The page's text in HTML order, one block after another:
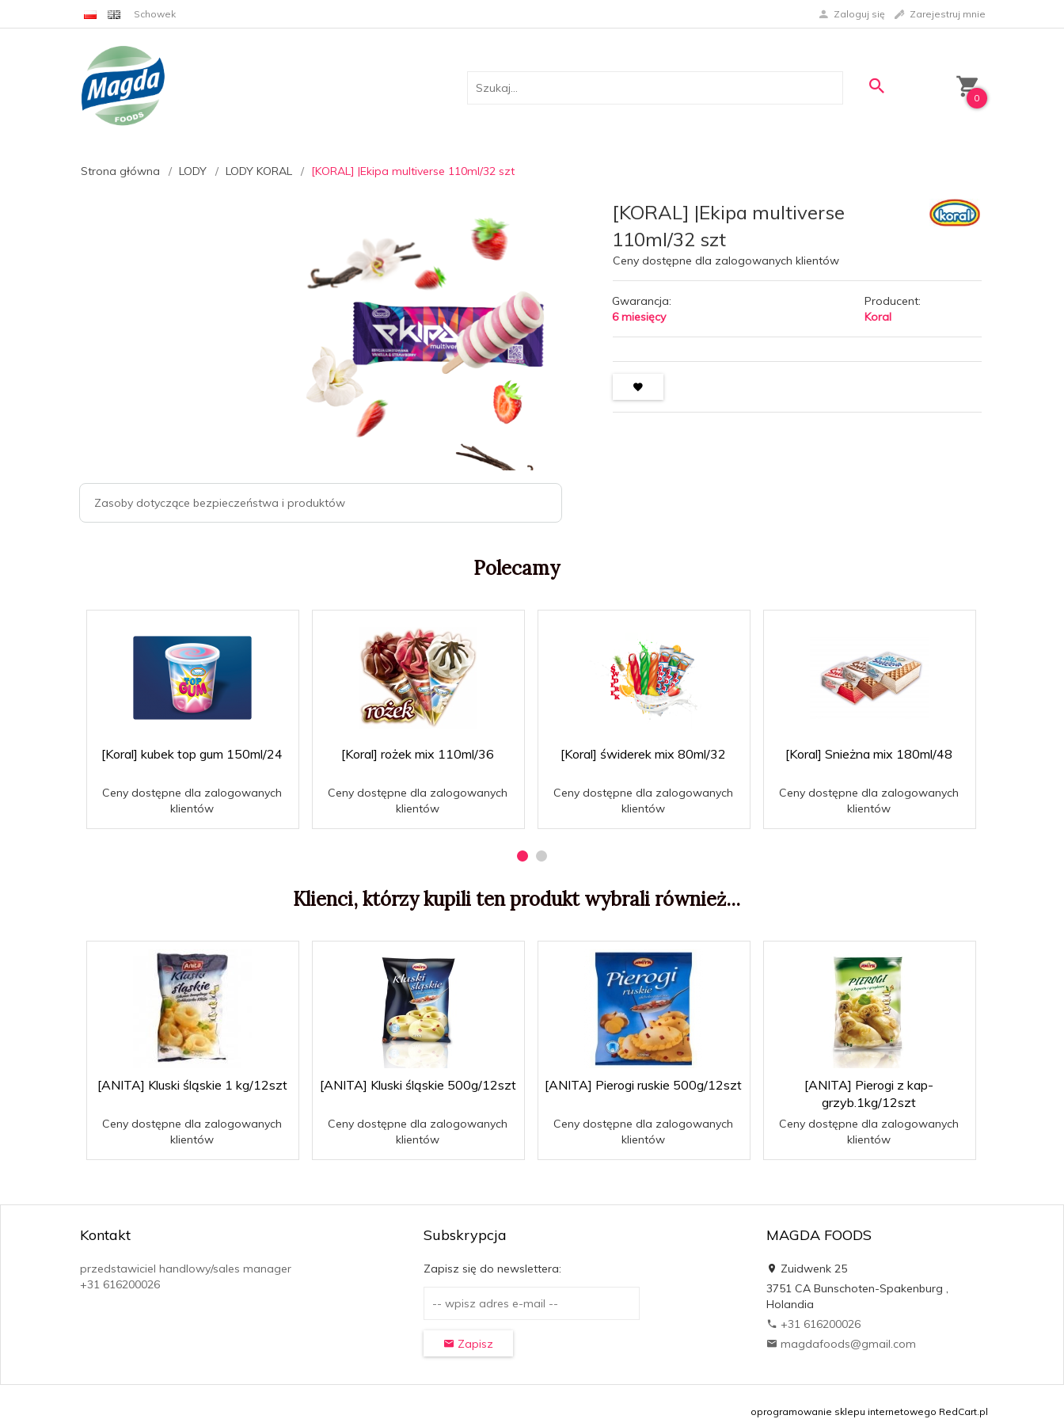
Schowek Zaloguj się Zarejestruj mnie
0
Strona główna LODY LODY KORAL [KORAL] |Ekipa multiverse 110ml/32 szt
Zasoby dotyczące bezpieczeństwa i produktów
[KORAL] |Ekipa multiverse
110ml/32 szt
Ceny dostępne dla zalogowanych klientów
Gwarancja:
6 miesięcy
Producent:
Koral
Polecamy
[Koral] kubek top gum 150ml/24
Ceny dostępne dla zalogowanych
klientów
[Koral] rożek mix 110ml/36
Ceny dostępne dla zalogowanych
klientów
[Koral] świderek mix 80ml/32
Ceny dostępne dla zalogowanych
klientów
[Koral] Snieżna mix 180ml/48
Ceny dostępne dla zalogowanych
klientów
Klienci, którzy kupili ten produkt wybrali również...
[ANITA] Kluski śląskie 1 kg/12szt
Ceny dostępne dla zalogowanych
klientów
[ANITA] Kluski śląskie 500g/12szt
Ceny dostępne dla zalogowanych
klientów
[ANITA] Pierogi ruskie 500g/12szt
Ceny dostępne dla zalogowanych
klientów
[ANITA] Pierogi z kap-
grzyb.1kg/12szt
Ceny dostępne dla zalogowanych
klientów
Kontakt
przedstawiciel handlowy/sales manager
+31 616200026
Subskrypcja
Zapisz się do newslettera:
Zapisz
MAGDA FOODS
Zuidwenk 25
3751 CA Bunschoten-Spakenburg ,
Holandia
+31 616200026
magdafoods@gmail.com
oprogramowanie sklepu internetowego RedCart.pl